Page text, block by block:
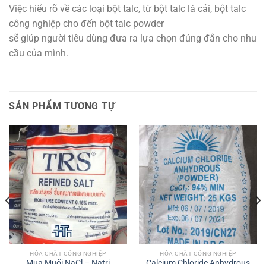
Việc hiểu rõ về các loại bột talc, từ bột talc lá cải, bột talc
công nghiệp cho đến bột talc powder
sẽ giúp người tiêu dùng đưa ra lựa chọn đúng đắn cho nhu
cầu của mình.
SẢN PHẨM TƯƠNG TỰ
HÓA CHẤT CÔNG NGHIỆP HÓA CHẤT CÔNG NGHIỆP